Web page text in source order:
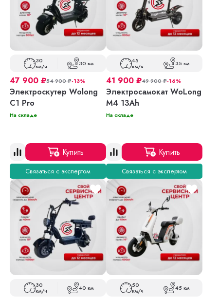
30
км/ч 30 км
47 900 ₽54 900₽-13%
Электроскутер Wolong
C1 Pro
На складе
Купить
Связаться с экспертом
45
км/ч 35 км
41 900 ₽49 900₽-16%
Электросамокат WoLong
M4 13Ah
На складе
Купить
Связаться с экспертом
30
км/ч 40 км 50
км/ч 45 км